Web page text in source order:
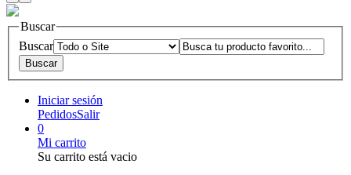
Buscar
Buscar
Iniciar sesión
PedidosSalir
0
Mi carrito
Su carrito está vacio